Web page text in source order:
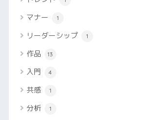
マナー 1
リーダーシップ 1
作品 13
入門 4
共感 1
分析 1